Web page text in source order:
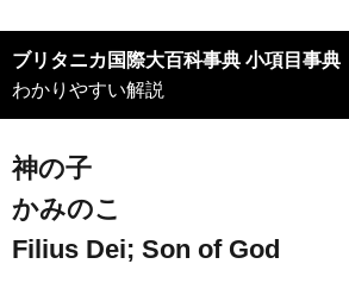
ブリタニカ国際大百科事典 小項目事典
わかりやすい解説
神の子
かみのこ
Filius Dei; Son of God